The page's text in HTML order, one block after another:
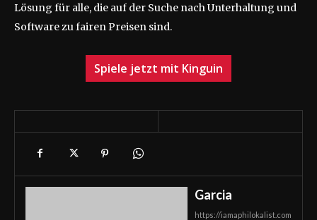
Lösung für alle, die auf der Suche nach Unterhaltung und
Software zu fairen Preisen sind.
Spiele jetzt mit Kinguin
Garcia
https://iamaphilokalist.com